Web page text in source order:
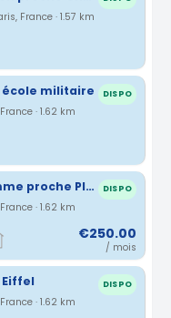
France · 1.57 km
militaire DISPO
· 1.62 km
Parking haut de gamme proche Place Joffre DISPO
· 1.62 km
€250.00
/ mois
Eiffel DISPO
· 1.62 km